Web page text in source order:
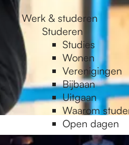
Werk & studeren
Studeren
Studies
Wonen
Verenigingen
Bijbaan
Uitgaan
Waarom
Open dagen